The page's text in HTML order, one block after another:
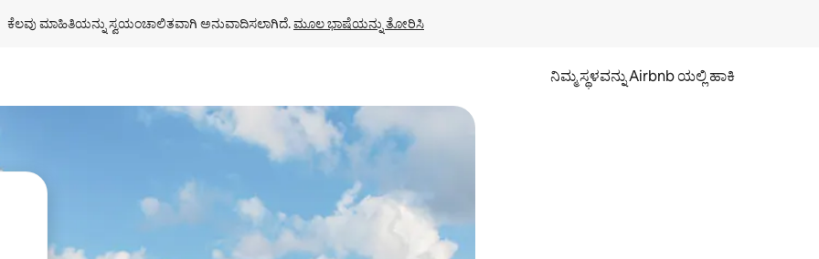
ಕೆಲವು ಮಾಹಿತಿಯನ್ನು ಸ್ವಯಂಚಾಲಿತವಾಗಿ ಅನುವಾದಿಸಲಾಗಿದೆ. ಮೂಲ ಭಾಷೆಯನ್ನು ತೋರಿಸಿ
ನಿಮ್ಮ ಸ್ಥಳವನ್ನು Airbnb ಯಲ್ಲಿ ಹಾಕಿ